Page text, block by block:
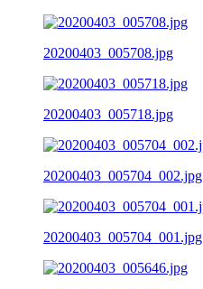
20200403_005708.jpg
20200403_005718.jpg
20200403_005704_002.jpg
20200403_005704_001.jpg